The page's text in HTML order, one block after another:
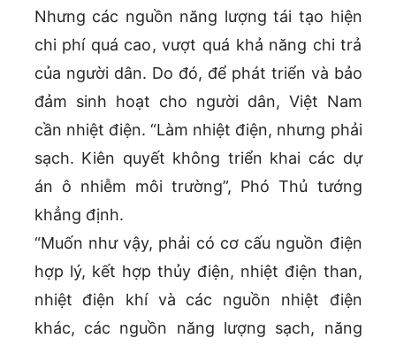
Nhưng các nguồn năng lượng tái tạo hiện
chi phí quá cao, vượt quá khả năng chi trả
của người dân. Do đó, để phát triển và bảo
đảm sinh hoạt cho người dân, Việt Nam
cần nhiệt điện. “Làm nhiệt điện, nhưng phải
sạch. Kiên quyết không triển khai các dự
án ô nhiễm môi trường”, Phó Thủ tướng
khẳng định.
“Muốn như vậy, phải có cơ cấu nguồn điện
hợp lý, kết hợp thủy điện, nhiệt điện than,
nhiệt điện khí và các nguồn nhiệt điện
khác, các nguồn năng lượng sạch, năng